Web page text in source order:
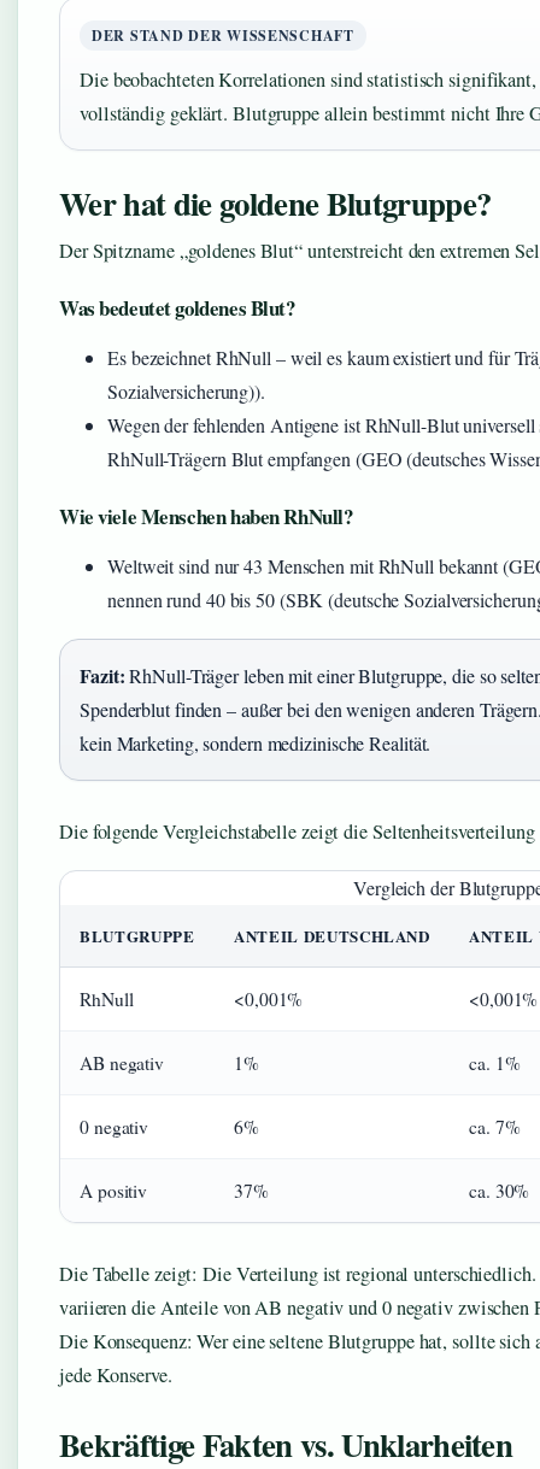
DER STAND DER WISSENSCHAFT
Die beobachteten Korrelationen sind statistisch
vollständig geklärt. Blutgruppe allein bestimmt nicht Ihre
Wer hat die goldene Blutgruppe?
Der Spitzname „goldenes Blut“ unterstreicht den extremen
Was bedeutet goldenes Blut?
Es bezeichnet RhNull – weil es kaum existiert und für
Sozialversicherung)).
Wegen der fehlenden Antigene ist RhNull-Blut
RhNull-Trägern Blut empfangen (GEO (deutsches
Wie viele Menschen haben RhNull?
Weltweit sind nur 43 Menschen mit RhNull bekannt
nennen rund 40 bis 50 (SBK (deutsche
Fazit:RhNull-Träger leben mit einer Blutgruppe, die so
Spenderblut finden – außer bei den wenigen anderen
kein Marketing, sondern medizinische Realität.
Die folgende Vergleichstabelle zeigt die
Vergleich der
BLUTGRUPPE ANTEIL DEUTSCHLAND ANTEIL
RhNull <0,001%
AB negativ 1% ca. 1%
0 negativ 6% ca. 7%
A positiv 37% ca. 30%
Die Tabelle zeigt: Die Verteilung ist regional
variieren die Anteile von AB negativ und 0 negativ zwischen
Die Konsequenz: Wer eine seltene Blutgruppe hat, sollte
jede Konserve.
Bekräftige Fakten vs. Unklarheiten